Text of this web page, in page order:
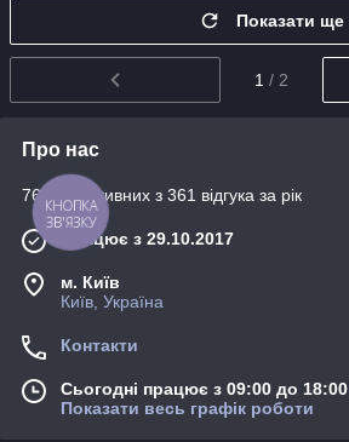
Показати ще
1 / 2
Про нас
76% позитивних з 361 відгука за рік
Працює з 29.10.2017
м. Київ
Київ, Україна
Контакти
Сьогодні працює з 09:00 до 18:00
Показати весь графік роботи
КНОПКА
ЗВ'ЯЗКУ